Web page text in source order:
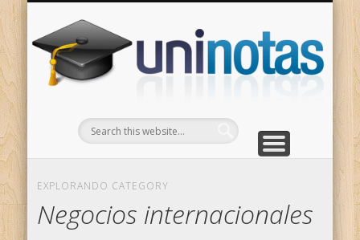
EXPLORANDO CATEGORY
Negocios internacionales